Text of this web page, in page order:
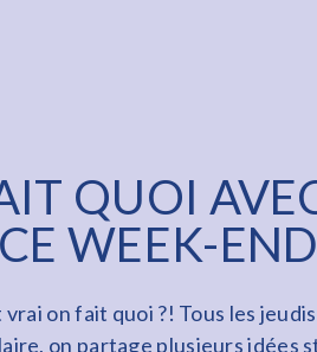
QUOI
WEEK-
vrai on fait quoi ?! Tous les
on partage plusieurs idées